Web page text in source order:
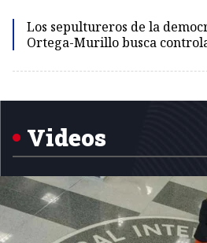
Los sepultureros de la
Ortega-Murillo busca
1
Videos